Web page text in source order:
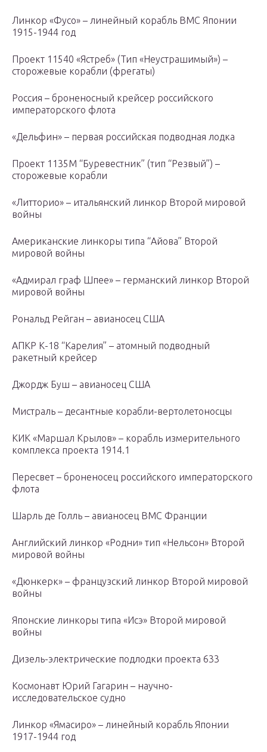
Линкор «Фусо» – линейный корабль ВМС Японии
1915-1944 год
Проект 11540 «Ястреб» (Тип «Неустрашимый») –
сторожевые корабли (фрегаты)
Россия – броненосный крейсер российского
императорского флота
«Дельфин» – первая российская подводная лодка
Проект 1135М “Буревестник” (тип “Резвый”) –
сторожевые корабли
«Литторио» – итальянский линкор Второй мировой
войны
Американские линкоры типа “Айова” Второй
мировой войны
«Адмирал граф Шпее» – германский линкор Второй
мировой войны
Рональд Рейган – авианосец США
АПКР К-18 “Карелия” – атомный подводный
ракетный крейсер
Джордж Буш – авианосец США
Мистраль – десантные корабли-вертолетоносцы
КИК «Маршал Крылов» – корабль измерительного
комплекса проекта 1914.1
Пересвет – броненосец российского императорского
флота
Шарль де Голль – авианосец ВМС Франции
Английский линкор «Родни» тип «Нельсон» Второй
мировой войны
«Дюнкерк» – французский линкор Второй мировой
войны
Японские линкоры типа «Исэ» Второй мировой
войны
Дизель-электрические подлодки проекта 633
Космонавт Юрий Гагарин – научно-
исследовательское судно
Линкор «Ямасиро» – линейный корабль Японии
1917-1944 год